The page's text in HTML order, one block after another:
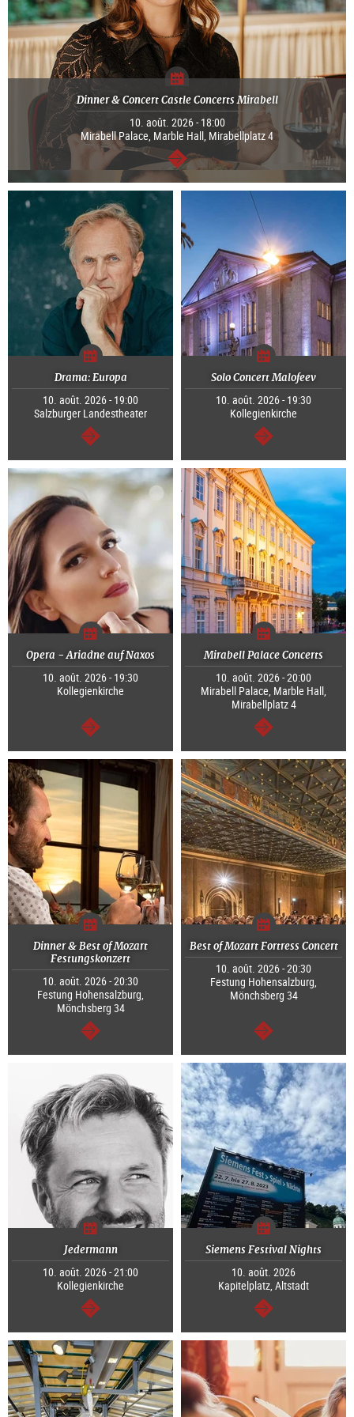
Dinner & Concert Castle Concerts Mirabell
10. août. 2026 - 18:00
Mirabell Palace, Marble Hall, Mirabellplatz 4
Continuer
Drama: Europa
10. août. 2026 - 19:00
Salzburger Landestheater
Continuer
Solo Concert Malofeev
10. août. 2026 - 19:30
Kollegienkirche
Continuer
Opera - Ariadne auf Naxos
10. août. 2026 - 19:30
Kollegienkirche
Continuer
Mirabell Palace Concerts
10. août. 2026 - 20:00
Mirabell Palace, Marble Hall,
Mirabellplatz 4
Continuer
Dinner & Best of Mozart
Festungskonzert
10. août. 2026 - 20:30
Festung Hohensalzburg,
Mönchsberg 34
Continuer
Best of Mozart Fortress Concert
10. août. 2026 - 20:30
Festung Hohensalzburg,
Mönchsberg 34
Continuer
Jedermann
10. août. 2026 - 21:00
Kollegienkirche
Continuer
Siemens Festival Nights
10. août. 2026
Kapitelplatz, Altstadt
Continuer